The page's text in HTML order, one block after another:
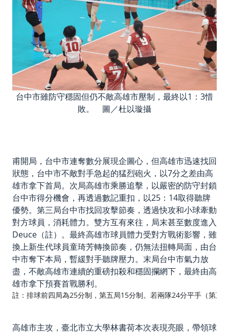
台中市雖防守穩固但仍不敵高雄市壓制，最終以1：3惜
敗。 圖／杜以璇攝
甫開局，台中市連奪數分展現企圖心，但高雄市迅速找回
狀態，台中市不敵對手急起的猛烈砲火，以7分之差由高
雄市拿下首局。次局高雄市乘勝追擊，以嚴密的防守封鎖
台中市得分機會，再透過數記重扣，以25：14取得聽牌
優勢。第三局台中市找回攻擊節奏，透過快攻和小球牽動
對方球員，消耗體力。雙方互有來往，局末甚至數度進入
Deuce（註）。最終高雄市球員體力受對方戰術影響，雖
換上新生代球員童琦芳轉換節奏，仍無法扭轉局面，由台
中市奪下本局，暫緩對手聽牌壓力。末局台中市氣力放
盡，不敵高雄市連續的重磅扣殺和穩固攔網下，最終由高
雄市拿下預賽首戰勝利。
註：排球前四局為25分制，第五局15分制。若兩隊24分平手（第
高雄市主攻，臺北市立大學林書荷本次表現亮眼，帶領球